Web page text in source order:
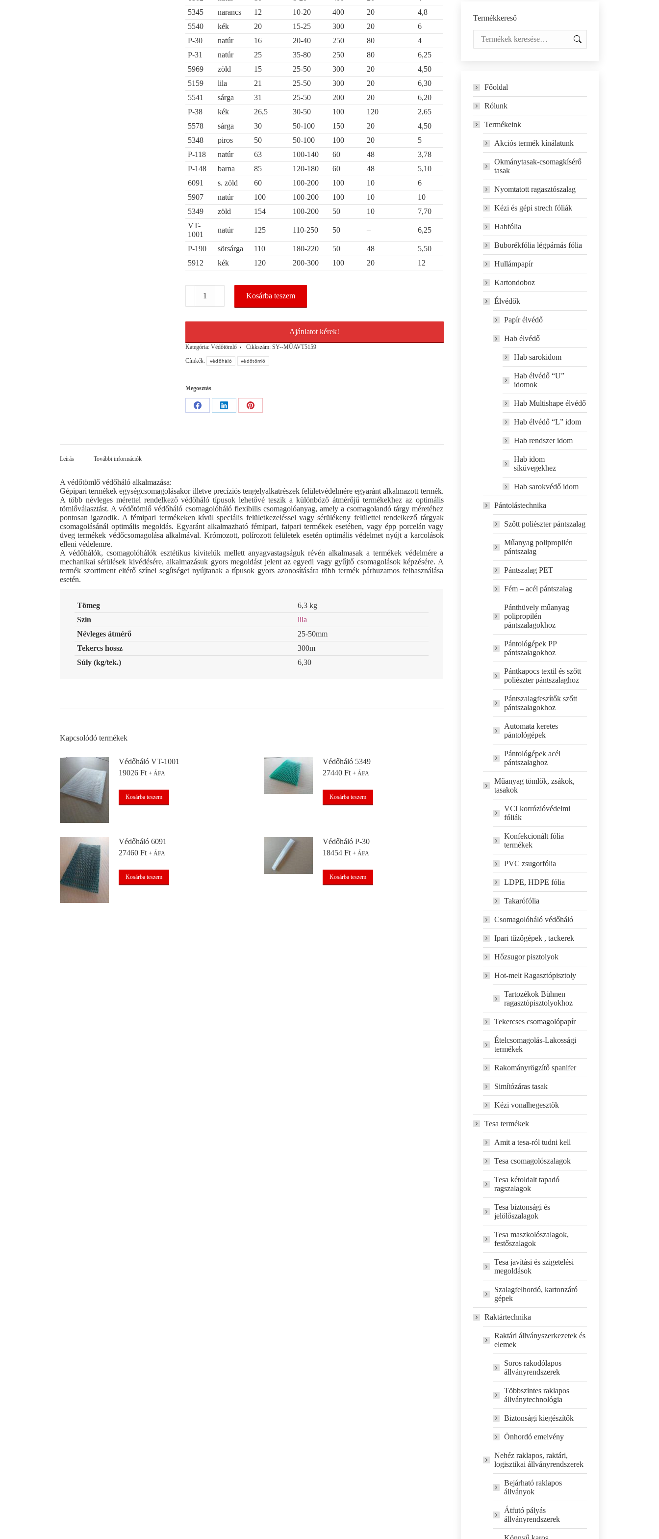
5345
narancs 12 10-20 400 20
4,8
5540
kék 20 15-25 300 20
6
P-30
natúr 16 20-40 250 80
4
P-31
natúr 25 35-80 250 80
6,25
5969
zöld 15 25-50 300 20
4,50
5159
lila 21 25-50 300 20
6,30
5541
sárga 31 25-50 200 20
6,20
P-38
kék 26,5 30-50 100 120
2,65
5578
sárga 30 50-100 150 20
4,50
5348
piros 50 50-100 100 20
5
P-118
natúr 63 100-140 60 48
3,78
P-148
barna 85 120-180 60 48
5,10
6091
s. zöld 60 100-200 100 10
6
5907
natúr 100 100-200 100 10
10
5349
zöld 154 100-200 50 10
7,70
VT-
1001
natúr 125 110-250 50 – 6,25
P-190 sörsárga 110 180-220 50 48
5,50
5912
kék 120 200-300 100 20 12
mennyiség
Kosárba teszem
Ajánlatot kérek!
Kategória: Védőtömlő Cikkszám: SY--MÜAVT5159
Címkék:
védőháló védőtömlő
Megosztás
Share
Share
Share
Leírás További információk
A védőtömlő védőháló alkalmazása:
Gépipari termékek egységcsomagolásakor illetve precíziós tengelyalkatrészek felületvédelmére egyaránt alkalmazott termék.
A több névleges mérettel rendelkező védőháló típusok lehetővé teszik a különböző átmérőjű termékekhez az optimális
tömlőválasztást. A védőtömlő védőháló csomagolóháló flexibilis csomagolóanyag, amely a csomagolandó tárgy méretéhez
pontosan igazodik. A fémipari termékeken kívül speciális felületkezeléssel vagy sérülékeny felülettel rendelkező tárgyak
csomagolásánál optimális megoldás. Egyaránt alkalmazható fémipari, faipari termékek esetében, vagy épp porcelán vagy
üveg termékek védőcsomagolása alkalmával. Krómozott, polírozott felületek esetén optimális védelmet nyújt a karcolások
elleni védelemre.
A védőhálók, csomagolóhálók esztétikus kivitelük mellett anyagvastagságuk révén alkalmasak a termékek védelmére a
mechanikai sérülések kivédésére, alkalmazásuk gyors megoldást jelent az egyedi vagy gyűjtő csomagolások képzésére. A
termék szortiment eltérő színei segítséget nyújtanak a típusok gyors azonosítására több termék párhuzamos felhasználása
esetén.
Tömeg
6,3 kg
Szín
lila
Névleges átmérő
25-50mm
Tekercs hossz
300m
Súly (kg/tek.)
6,30
Kapcsolódó termékek
Védőháló VT-1001
19026 Ft + ÁFA
Kosárba teszem
Védőháló 5349
27440Ft + ÁFA
Kosárba teszem
Védőháló 6091
27460 Ft + ÁFA
Kosárba teszem
Védőháló P-30
18454Ft + ÁFA
Kosárba teszem
Termékkereső
Főoldal
Rólunk
Termékeink
Akciós termék kínálatunk
Okmánytasak-csomagkísérő
tasak
Nyomtatott ragasztószalag
Kézi és gépi strech fóliák
Habfólia
Buborékfólia légpárnás fólia
Hullámpapír
Kartondoboz
Élvédők
Papír élvédő
Hab élvédő
Hab sarokidom
Hab élvédő “U”
idomok
Hab Multishape élvédő
Hab élvédő “L” idom
Hab rendszer idom
Hab idom
síküvegekhez
Hab sarokvédő idom
Pántolástechnika
Szőtt poliészter pántszalag
Műanyag polipropilén
pántszalag
Pántszalag PET
Fém – acél pántszalag
Pánthüvely műanyag
polipropilén
pántszalagokhoz
Pántológépek PP
pántszalagokhoz
Pántkapocs textil és szőtt
poliészter pántszalaghoz
Pántszalagfeszítők szőtt
pántszalagokhoz
Automata keretes
pántológépek
Pántológépek acél
pántszalaghoz
Műanyag tömlők, zsákok,
tasakok
VCI korrózióvédelmi
fóliák
Konfekcionált fólia
termékek
PVC zsugorfólia
LDPE, HDPE fólia
Takarófólia
Csomagolóháló védőháló
Ipari tűzőgépek , tackerek
Hőzsugor pisztolyok
Hot-melt Ragasztópisztoly
Tartozékok Bühnen
ragasztópisztolyokhoz
Tekercses csomagolópapír
Ételcsomagolás-Lakossági
termékek
Rakományrögzítő spanifer
Simítózáras tasak
Kézi vonalhegesztők
Tesa termékek
Amit a tesa-ról tudni kell
Tesa csomagolószalagok
Tesa kétoldalt tapadó
ragszalagok
Tesa biztonsági és
jelölőszalagok
Tesa maszkolószalagok,
festőszalagok
Tesa javítási és szigetelési
megoldások
Szalagfelhordó, kartonzáró
gépek
Raktártechnika
Raktári állványszerkezetek és
elemek
Soros rakodólapos
állványrendszerek
Többszintes raklapos
állványtechnológia
Biztonsági kiegészítők
Önhordó emelvény
Nehéz raklapos, raktári,
logisztikai állványrendszerek
Bejárható raklapos
állványok
Átfutó pályás
állványrendszerek